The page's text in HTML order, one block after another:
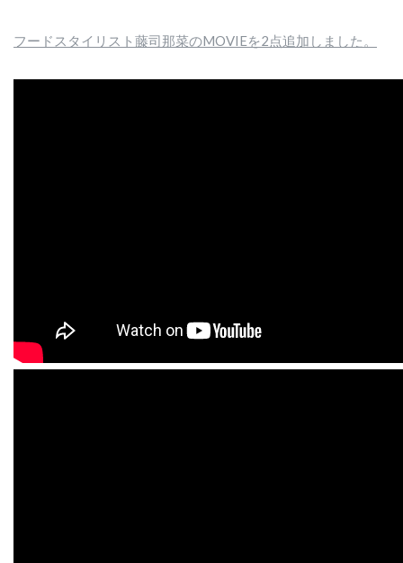
フードスタイリスト藤司那菜のMOVIEを2点追加しました。